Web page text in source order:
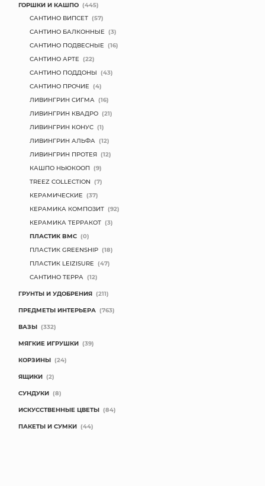
СУНДУКИ
ИСКУССТВЕННЫЕ ЦВЕТЫ
ПАКЕТЫ И СУМКИ
ПОДАРОЧНЫЕ КАРТЫ
ТОРГОВЫЙ ЦЕНТР
КОНТАКТЫ
ГОРШКИ И КАШПО (445)
САНТИНО ВИПСЕТ (57)
САНТИНО БАЛКОННЫЕ (3)
САНТИНО ПОДВЕСНЫЕ (16)
САНТИНО АРТЕ (22)
САНТИНО ПОДДОНЫ (43)
САНТИНО ПРОЧИЕ (4)
ЛИВИНГРИН СИГМА (16)
ЛИВИНГРИН КВАДРО (21)
ЛИВИНГРИН КОНУС (1)
ЛИВИНГРИН АЛЬФА (12)
ЛИВИНГРИН ПРОТЕЯ (12)
КАШПО НЬЮКООП (9)
TREEZ COLLECTION (7)
КЕРАМИЧЕСКИЕ (37)
КЕРАМИКА КОМПОЗИТ (92)
КЕРАМИКА ТЕРРАКОТ (3)
ПЛАСТИК BMC (0)
ПЛАСТИК GREENSHIP (18)
ПЛАСТИК LEIZISURE (47)
САНТИНО ТЕРРА (12)
ГРУНТЫ И УДОБРЕНИЯ (211)
ПРЕДМЕТЫ ИНТЕРЬЕРА (763)
ВАЗЫ (332)
МЯГКИЕ ИГРУШКИ (39)
КОРЗИНЫ (24)
ЯЩИКИ (2)
СУНДУКИ (8)
ИСКУССТВЕННЫЕ ЦВЕТЫ (84)
ПАКЕТЫ И СУМКИ (44)